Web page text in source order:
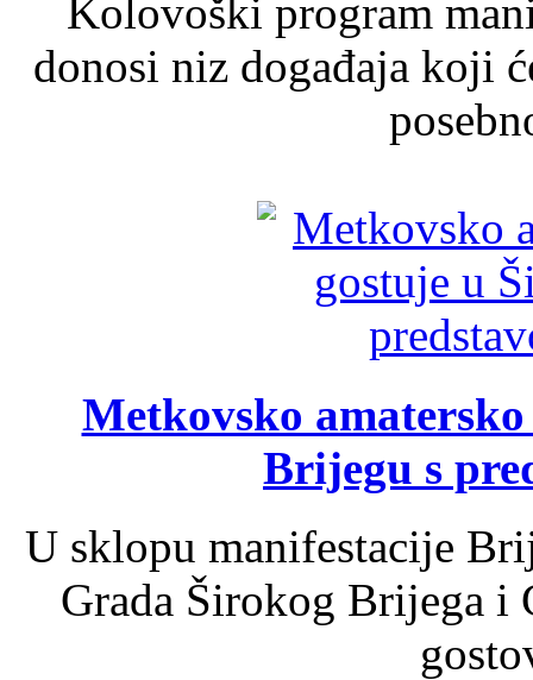
Kolovoški program
donosi niz događaja koji
Metkovsko
Brijegu s
U sklopu manifestacije
Grada Širokog Brijega